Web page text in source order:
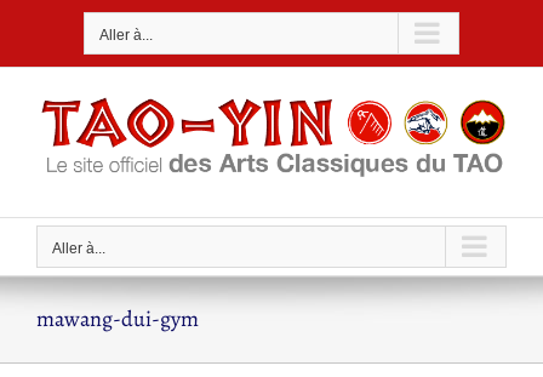
Aller à...
Aller à...
mawang-dui-gym